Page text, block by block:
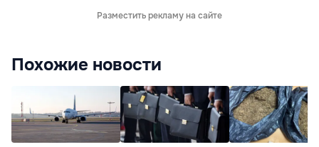
Разместить рекламу на сайте
Похожие новости